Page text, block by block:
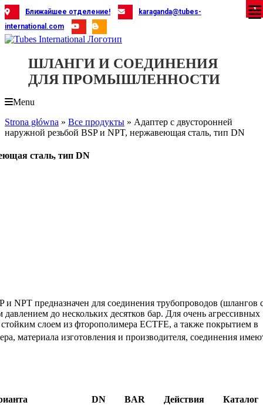
Skip
to
content
Ближайшее отделение!
karaganda@tubes-
international.com
ШЛАНГИ И СОЕДИНЕНИЯ
ДЛЯ ПРОМЫШЛЕННОСТИ
Menu
Strona główna » Все продукты » Адаптер с двусторонней
наружной резьбой BSP и NPT, нержавеющая сталь, тип DN
сталь, тип DN
NPT предназначен для соединения трубопроводов (шлангов
до нескольких десятков бар. Для очень агрессивных
слоем из фторополимера ECTFE, а также покрытием в
материала изготовления и производителя, соединения
DN BAR Действия Каталог
X
X
X
X
X
X
X
X
X
X
X
X
X
X
X
X
X
X
X